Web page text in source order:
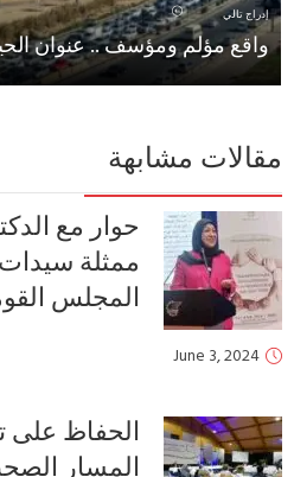
رجباني
الليبيات في
الليبية
ليبيا على